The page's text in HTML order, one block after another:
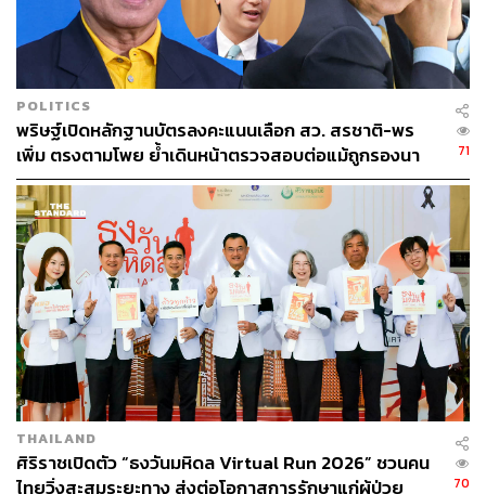
100
ABOUT THE AUTHOR
จิรันธนิน กมลเลิศ
Content Creator ประจำ THE STANDARD
WEALTH
POLITICS
พริษฐ์เปิดหลักฐานบัตรลงคะแนนเลือก สว. สรชาติ-พร
เพิ่ม ตรงตามโพย ย้ำเดินหน้าตรวจสอบต่อแม้ถูกรองนา
ยกฯ ฟ้องหมิ่น
71
THAILAND
ศิริราชเปิดตัว “ธงวันมหิดล Virtual Run 2026” ชวนคน
ไทยวิ่งสะสมระยะทาง ส่งต่อโอกาสการรักษาแก่ผู้ป่วย
70